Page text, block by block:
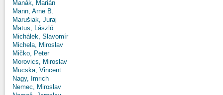
Manák, Marián
Mann, Arne B.
Marušiak, Juraj
Matus, László
Michálek, Slavomír
Michela, Miroslav
Mičko, Peter
Morovics, Miroslav
Mucska, Vincent
Nagy, Imrich
Nemec, Miroslav